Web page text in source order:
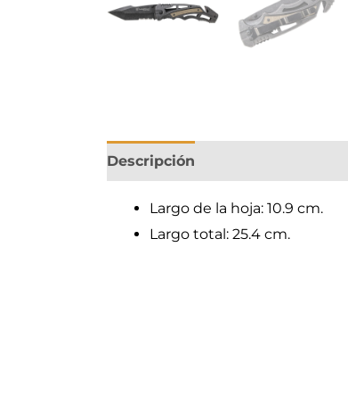
Descripción
Largo de la hoja: 10.9 cm.
Largo total: 25.4 cm.